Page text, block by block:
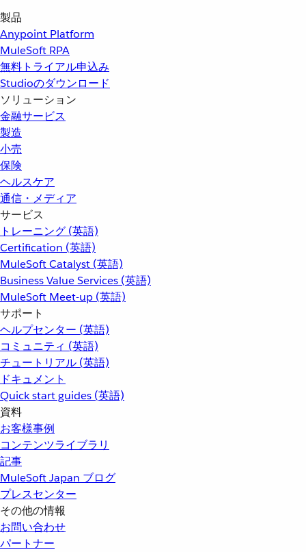
製品
Anypoint Platform
MuleSoft RPA
無料トライアル申込み
Studioのダウンロード
ソリューション
金融サービス
製造
小売
保険
ヘルスケア
通信・メディア
サービス
トレーニング (英語)
Certification (英語)
MuleSoft Catalyst (英語)
Business Value Services (英語)
MuleSoft Meet-up (英語)
サポート
ヘルプセンター (英語)
コミュニティ (英語)
チュートリアル (英語)
ドキュメント
Quick start guides (英語)
資料
お客様事例
コンテンツライブラリ
記事
MuleSoft Japan ブログ
プレスセンター
その他の情報
お問い合わせ
パートナー